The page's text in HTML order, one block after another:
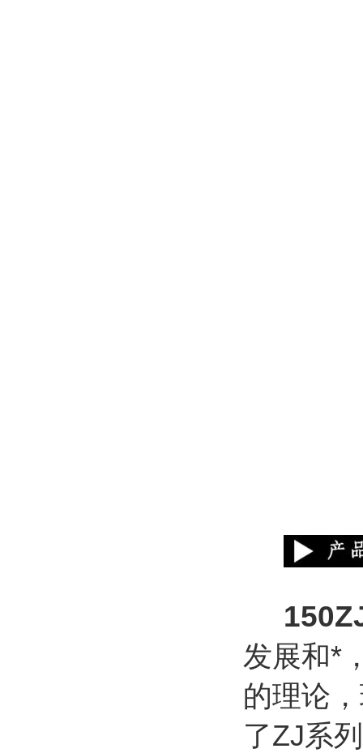
发展和*
的理论
了ZJ系